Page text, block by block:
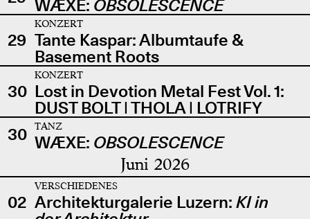
WÆXE: OBSOLESCENCE
29
KONZERT
Tante Kaspar: Albumtaufe &
Basement Roots
30
KONZERT
Lost in Devotion Metal Fest Vol. 1:
DUST BOLT | THOLA | LOTRIFY
30
TANZ
WÆXE: OBSOLESCENCE
Juni 2026
02
VERSCHIEDENES
Architekturgalerie Luzern: KI in